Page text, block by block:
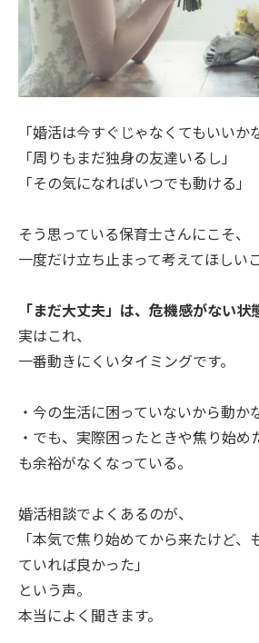
「婚活は今すぐじゃなくてもいいか
「周りもまだ独身の友達いるし」
「その気になればいつでも動ける」
そう思っている保育士さんにこそ、
一度だけ立ち止まって考えてほしい
「まだ大丈夫」は、危機感がない状
実はこれ、
一番動きにくいタイミングです。
・今の生活に困っていないから動か
・でも、実際困ったときや焦り始め
も余裕がなくなっている。
婚活相談でよくあるのが、
「本気で焦り始めてから来たけど、
ていれば良かった」
という声。
本当によく聞きます。